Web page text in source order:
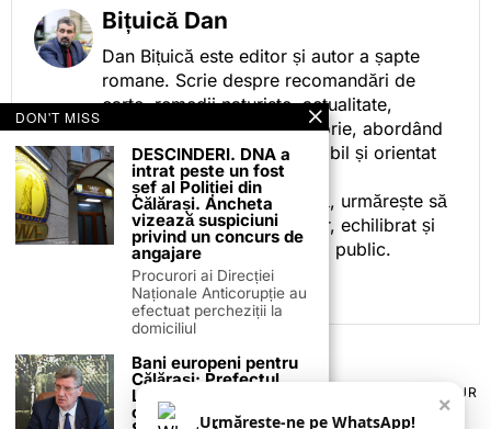
Bițuică Dan
Dan Bițuică este editor și autor a șapte
romane. Scrie despre recomandări de
carte, remedii naturiste, actualitate,
cotidian politic, sport și istorie, abordând
subiectele într-un stil accesibil și orientat
spre informare.
Prin activitatea sa editorială, urmărește să
ofere cititorilor conținut clar, echilibrat și
relevant, adaptat interesului public.
TERMENI ȘI CONDIȚII
POLITICA DE ANULARE & RETUR
PUBLICITATE ONLINE & TIPĂRITĂ
CONTACT
×
Urmărește-ne pe WhatsApp!
DON'T MISS
DESCINDERI. DNA a
intrat peste un fost
șef al Poliției din
Călărași. Ancheta
vizează suspiciuni
privind un concurs de
angajare
Procurori ai Direcției
Naționale Anticorupție au
efectuat percheziții la
domiciliul
Bani europeni pentru
Călărași: Prefectul
Laurențiu State anunță
colaborarea cu ADR